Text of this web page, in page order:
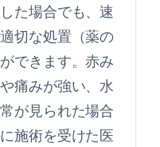
た場合でも、速
切な処置（薬の
できます。赤み
痛みが強い、水
が見られた場合
施術を受けた医